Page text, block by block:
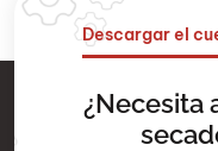
Descargar el
¿Necesita